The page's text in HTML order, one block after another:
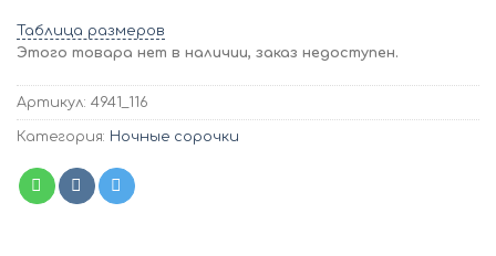
Таблица размеров
Этого товара нет в наличии, заказ недоступен.
Артикул: 4941_116
Категория: Ночные сорочки